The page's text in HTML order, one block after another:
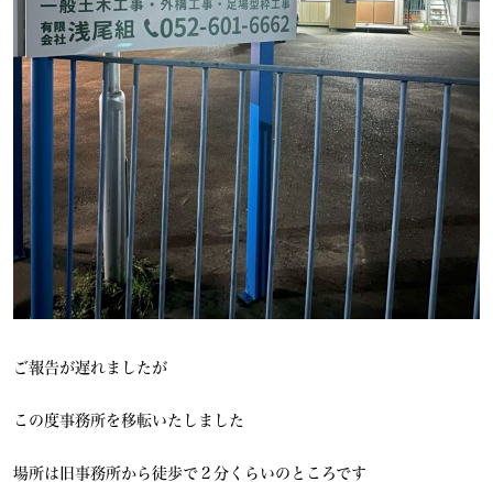
ご報告が遅れましたが
この度事務所を移転いたしました
場所は旧事務所から徒歩で２分くらいのところです